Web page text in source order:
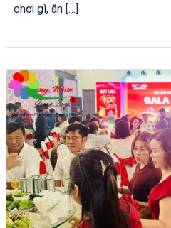
chơi gì, ăn […]
Tour Lào Cai Quy Nhơn